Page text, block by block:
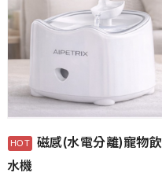
磁感(水電分離)寵物飲
水機